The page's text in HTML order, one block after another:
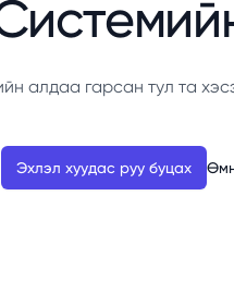
алдаа гарсан тул та
Эхлэл хуудас руу буцах